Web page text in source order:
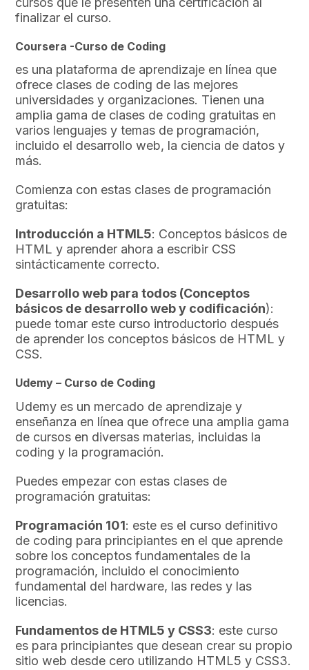
finalizar el curso.
Coursera -Curso de Coding
es una plataforma de aprendizaje en línea que
ofrece clases de coding de las mejores
universidades y organizaciones. Tienen una
amplia gama de clases de coding gratuitas en
varios lenguajes y temas de programación,
incluido el desarrollo web, la ciencia de datos y
más.
Comienza con estas clases de programación
gratuitas:
Introducción a HTML5: Conceptos básicos de
HTML y aprender ahora a escribir CSS
sintácticamente correcto.
Desarrollo web para todos (Conceptos
básicos de desarrollo web y codificación):
puede tomar este curso introductorio después
de aprender los conceptos básicos de HTML y
CSS.
Udemy – Curso de Coding
Udemy es un mercado de aprendizaje y
enseñanza en línea que ofrece una amplia gama
de cursos en diversas materias, incluidas la
coding y la programación.
Puedes empezar con estas clases de
programación gratuitas:
Programación 101: este es el curso definitivo
de coding para principiantes en el que aprende
sobre los conceptos fundamentales de la
programación, incluido el conocimiento
fundamental del hardware, las redes y las
licencias.
Fundamentos de HTML5 y CSS3: este curso
es para principiantes que desean crear su propio
sitio web desde cero utilizando HTML5 y CSS3.